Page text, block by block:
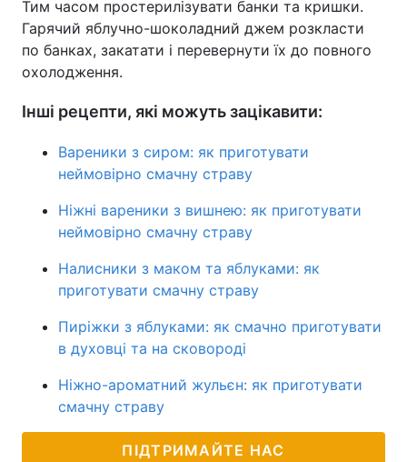
Тим часом простерилізувати банки та кришки.
Гарячий яблучно-шоколадний джем розкласти
по банках, закатати і перевернути їх до повного
охолодження.
Інші рецепти, які можуть зацікавити:
Вареники з сиром: як приготувати
неймовірно смачну страву
Ніжні вареники з вишнею: як приготувати
неймовірно смачну страву
Налисники з маком та яблуками: як
приготувати смачну страву
Пиріжки з яблуками: як смачно приготувати
в духовці та на сковороді
Ніжно-ароматний жульєн: як приготувати
смачну страву
ПІДТРИМАЙТЕ НАС